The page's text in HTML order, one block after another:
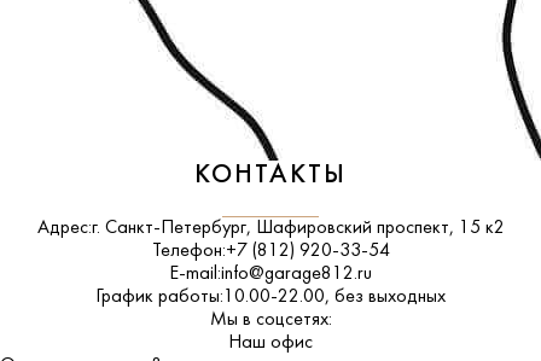
КОНТАКТЫ
Адрес:г. Санкт-Петербург, Шафировский проспект, 15 к2
Телефон:+7 (812) 920-33-54
E-mail:info@garage812.ru
График работы: 10.00-22.00, без выходных
Мы в соцсетях:
ВКонтакте
Наш офис